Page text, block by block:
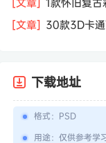
材图
相机屏幕模型PSD
[文章] 30款3D卡
下载地址
格式： PSD
用途： 仅供参考学